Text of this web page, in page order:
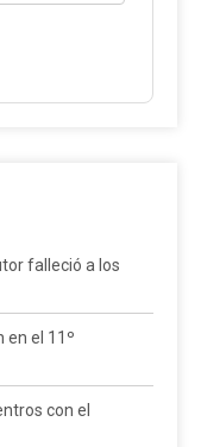
falleció a los
en el 11º
con el